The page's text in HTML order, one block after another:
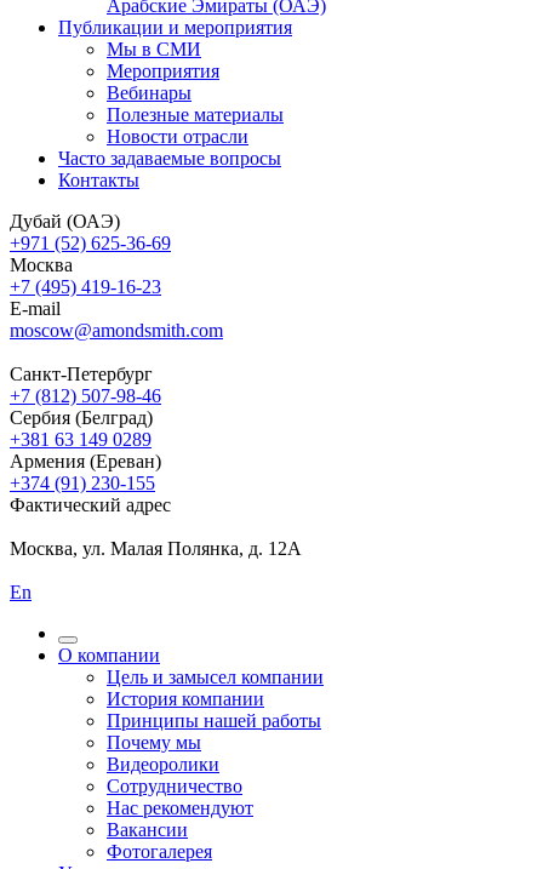
Арабские Эмираты (ОАЭ)
Публикации и мероприятия
Мы в СМИ
Мероприятия
Вебинары
Полезные материалы
Новости отрасли
Часто задаваемые вопросы
Контакты
Дубай (ОАЭ)
+971 (52) 625-36-69
Москва
+7 (495) 419-16-23
E-mail
moscow@amondsmith.com
Санкт-Петербург
+7 (812) 507-98-46
Сербия (Белград)
+381 63 149 0289
Армения (Ереван)
+374 (91) 230-155
Фактический адрес
Москва, ул. Малая Полянка, д. 12А
En
О компании
Цель и замысел компании
История компании
Принципы нашей работы
Почему мы
Видеоролики
Сотрудничество
Нас рекомендуют
Вакансии
Фотогалерея